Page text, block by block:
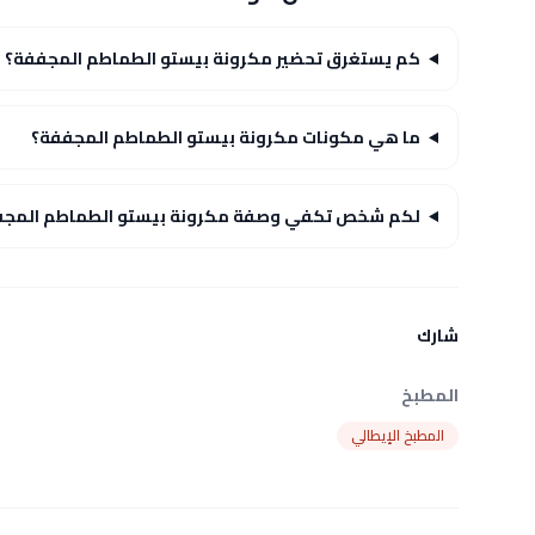
كم يستغرق تحضير مكرونة بيستو الطماطم المجففة؟
ما هي مكونات مكرونة بيستو الطماطم المجففة؟
لكم شخص تكفي وصفة مكرونة بيستو الطماطم
شارك
المطبخ
المطبخ الإيطالي